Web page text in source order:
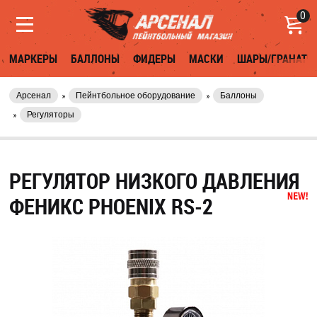
0
МАРКЕРЫ БАЛЛОНЫ ФИДЕРЫ МАСКИ ШАРЫ/ГРАНАТЫ
Арсенал Пейнтбольное оборудование
Баллоны
Регуляторы
РЕГУЛЯТОР НИЗКОГО ДАВЛЕНИЯ
ФЕНИКС PHOENIX RS-2